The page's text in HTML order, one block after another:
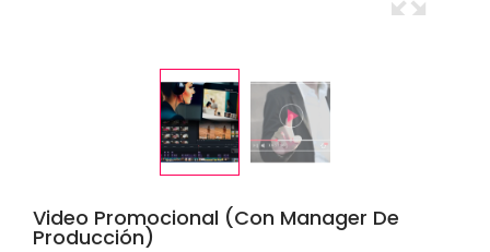
Video Promocional (Con Manager De
Producción)